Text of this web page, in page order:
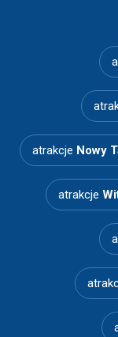
atrakcje Nowy
atrakcje